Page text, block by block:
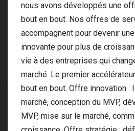
nous avons développés une
bout en bout. Nos offres de
accompagnent pour devenir
innovante pour plus de
vie à des entreprises qui
marché. Le premier
bout en bout. Offre innovation :
marché, conception du MVP,
MVP, mise sur le marché,